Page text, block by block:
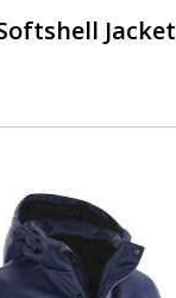
Jacket